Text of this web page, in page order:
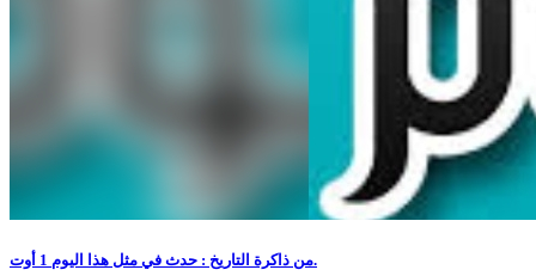
من ذاكرة التاريخ : حدث في مثل هذا اليوم 1 أوت.